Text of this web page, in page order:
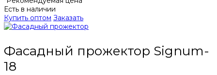
Есть в наличии
Купить оптом Заказать
Фасадный прожектор Signum-
18